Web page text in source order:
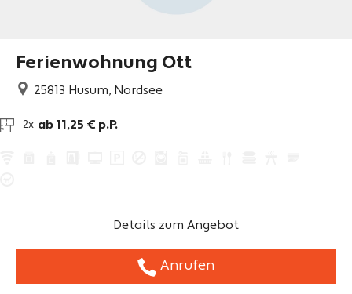
Ferienwohnung Ott
25813 Husum, Nordsee
2x ab 11,25 € p.P.
Details zum Angebot
Anrufen